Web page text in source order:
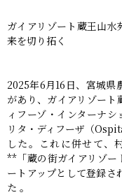
-
ガイアリゾート蔵王山
来を切り拓く
2025年6月16日、宮城県
があり、ガイアリゾー
ィフーゾ・インターナ
リタ・ディフーザ（
した。これに併せて、
**「蔵の街ガイアリゾー
ートアップとして登録
た 。